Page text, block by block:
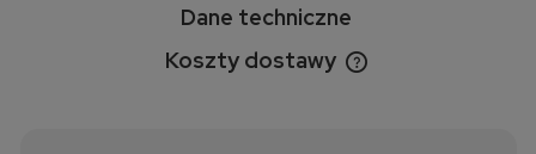
Dane techniczne
Koszty dostawy
Cena nie zawiera ewentualnych kosztów płatności